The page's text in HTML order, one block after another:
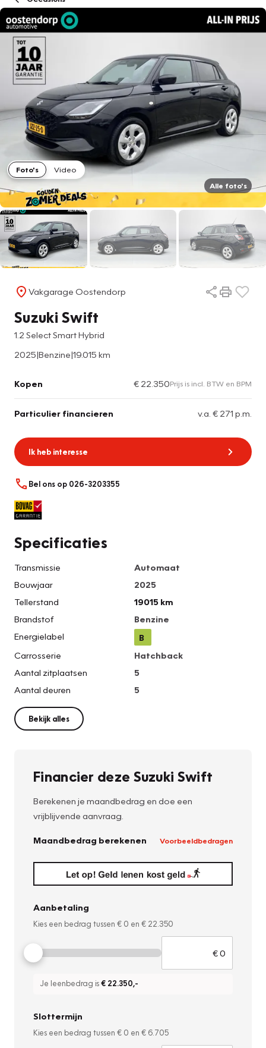
Foto's
Video
Alle foto's
Vakgarage Oostendorp
Suzuki Swift
1.2 Select Smart Hybrid
2025|Benzine|19.015 km
Kopen € 22.350Prijs is incl. BTW en BPM
Particulier financieren v.a. € 271 p.m.
Ik heb interesse
Bel ons op 026-3203355
Specificaties
Transmissie
Automaat
Bouwjaar
2025
Tellerstand
19015 km
Brandstof
Benzine
Energielabel
B
Carrosserie
Hatchback
Aantal zitplaatsen
5
Aantal deuren
5
Bekijk alles
Financier deze Suzuki Swift
Berekenen je maandbedrag en doe een
vrijblijvende aanvraag.
Maandbedrag berekenen Voorbeeldbedragen
Aanbetaling
Kies een bedrag tussen € 0 en € 22.350
Je leenbedrag is€ 22.350,-
Slottermijn
Kies een bedrag tussen € 0 en € 6.705